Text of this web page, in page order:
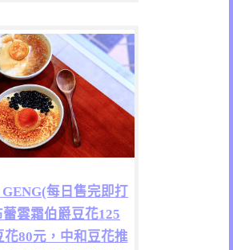
每日售完即打
雲霜伯爵豆花125
花80元，中和豆花推